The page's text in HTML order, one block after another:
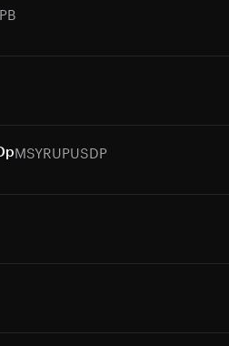
PB
MSYRUPUSDP